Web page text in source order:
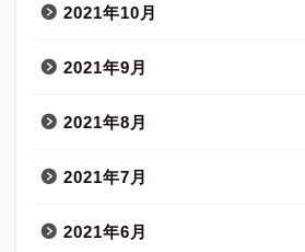
2021年10月
2021年9月
2021年8月
2021年7月
2021年6月